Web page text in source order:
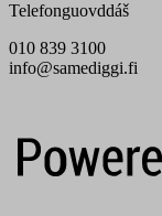
Telefonguovddáš
010 839 3100
info@samediggi.fi